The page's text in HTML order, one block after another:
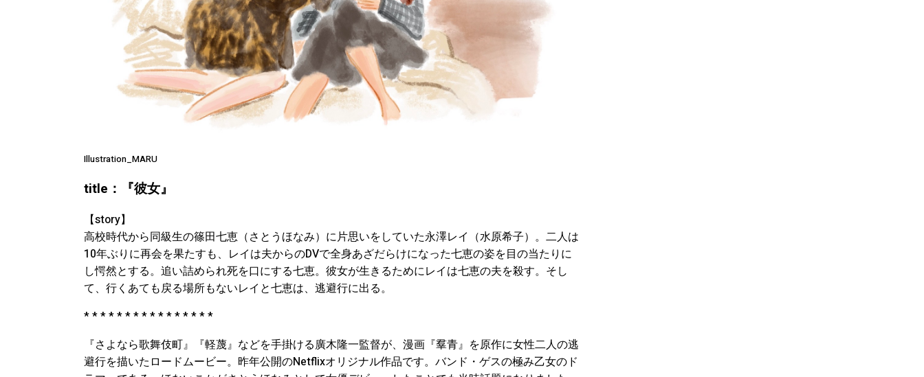
Illustration_MARU
title：『彼女』
【story】
高校時代から同級生の篠田七恵（さとうほなみ）に片思いをしていた永澤レイ（水原希子）。二人は
10年ぶりに再会を果たすも、レイは夫からのDVで全身あざだらけになった七恵の姿を目の当たりに
し愕然とする。追い詰められ死を口にする七恵。彼女が生きるためにレイは七恵の夫を殺す。そし
て、行くあても戻る場所もないレイと七恵は、逃避行に出る。
* * * * * * * * * * * * * * * *
『さよなら歌舞伎町』『軽蔑』などを手掛ける廣木隆一監督が、漫画『羣青』を原作に女性二人の逃
避行を描いたロードムービー。昨年公開のNetflixオリジナル作品です。バンド・ゲスの極み乙女のド